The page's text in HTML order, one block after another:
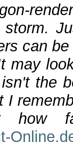
can
may
the
I